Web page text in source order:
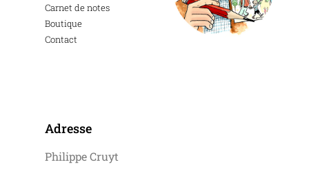
Carnet de notes
Boutique
Contact
Adresse
Philippe Cruyt